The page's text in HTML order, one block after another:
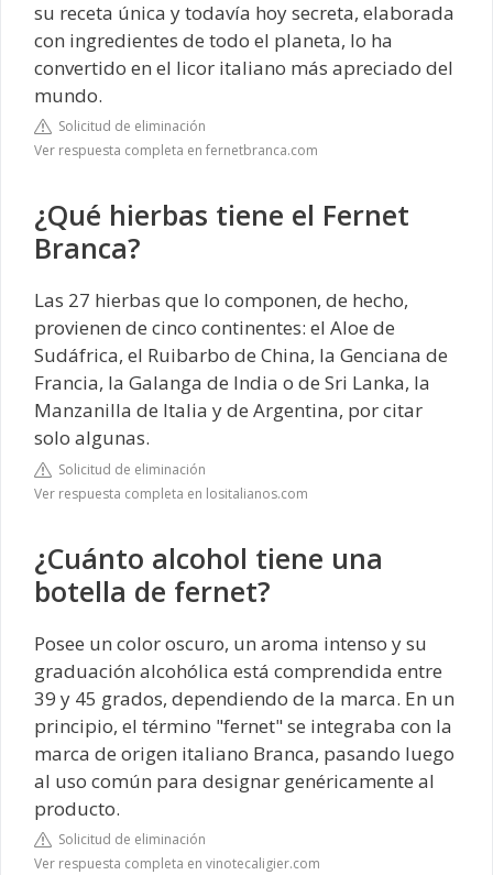
su receta única y todavía hoy secreta, elaborada
con ingredientes de todo el planeta, lo ha
convertido en el licor italiano más apreciado del
mundo.
Solicitud de eliminación
Ver respuesta completa en fernetbranca.com
¿Qué hierbas tiene el Fernet
Branca?
Las 27 hierbas que lo componen, de hecho,
provienen de cinco continentes: el Aloe de
Sudáfrica, el Ruibarbo de China, la Genciana de
Francia, la Galanga de India o de Sri Lanka, la
Manzanilla de Italia y de Argentina, por citar
solo algunas.
Solicitud de eliminación
Ver respuesta completa en lositalianos.com
¿Cuánto alcohol tiene una
botella de fernet?
Posee un color oscuro, un aroma intenso y su
graduación alcohólica está comprendida entre
39 y 45 grados, dependiendo de la marca. En un
principio, el término "fernet" se integraba con la
marca de origen italiano Branca, pasando luego
al uso común para designar genéricamente al
producto.
Solicitud de eliminación
Ver respuesta completa en vinotecaligier.com